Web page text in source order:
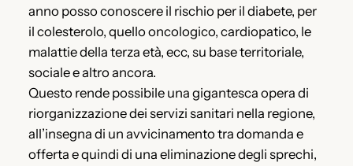
anno posso conoscere il rischio per il diabete, per
il colesterolo, quello oncologico, cardiopatico, le
malattie della terza età, ecc, su base territoriale,
sociale e altro ancora.
Questo rende possibile una gigantesca opera di
riorganizzazione dei servizi sanitari nella regione,
all’insegna di un avvicinamento tra domanda e
offerta e quindi di una eliminazione degli sprechi,